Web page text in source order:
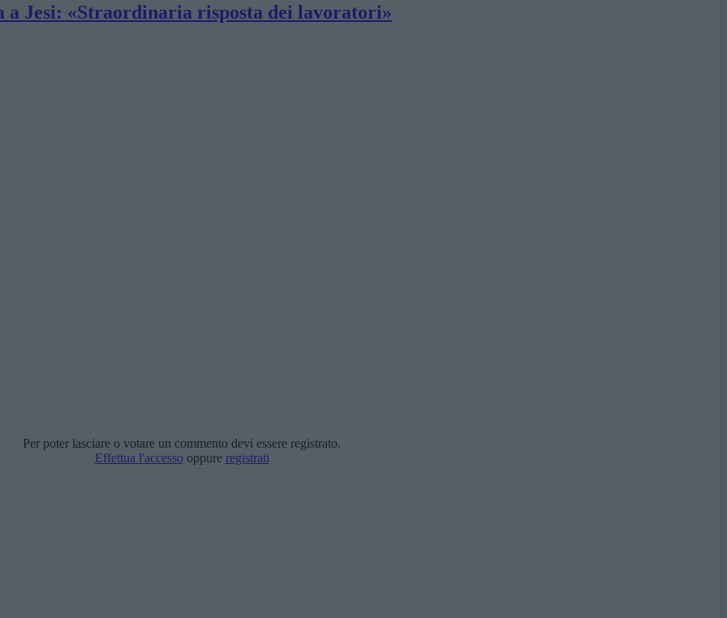
a Jesi: «Straordinaria risposta dei lavoratori»
Per poter lasciare o votare un commento devi essere registrato.
Effettua l'accesso oppure registrati